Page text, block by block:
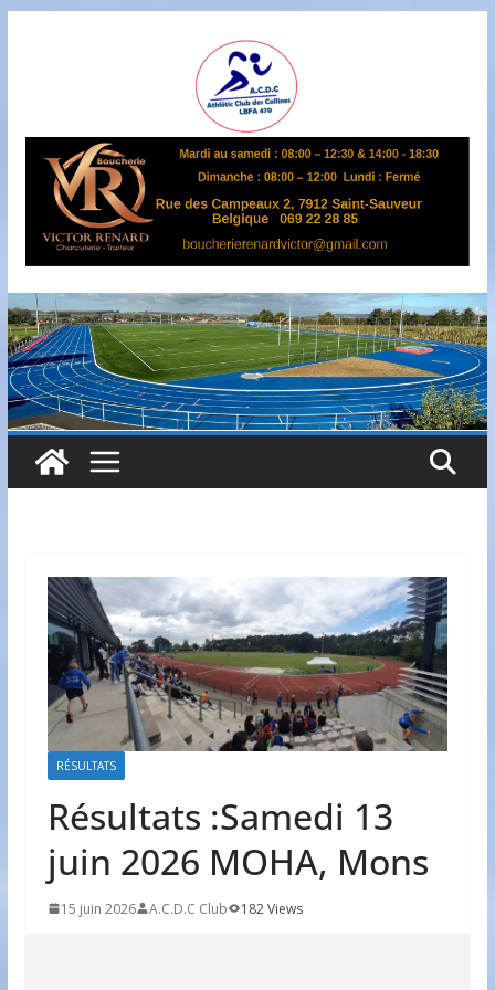
A
S
B
L
L
B
F
A
4
7
RÉSULTATS
Résultats :Samedi 13
juin 2026 MOHA, Mons
15 juin 2026 A.C.D.C Club 182 Views